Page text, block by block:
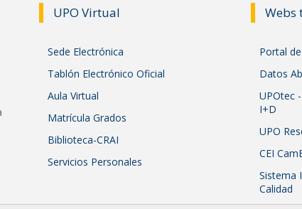
UPO Virtual
Sede Electrónica
Tablón Electrónico Oficial
Aula Virtual
Matrícula Grados
Biblioteca-CRAI
Servicios Personales
Webs
Portal
Datos
UPOtec
I+D
UPO
CEI
Sistema
Calidad